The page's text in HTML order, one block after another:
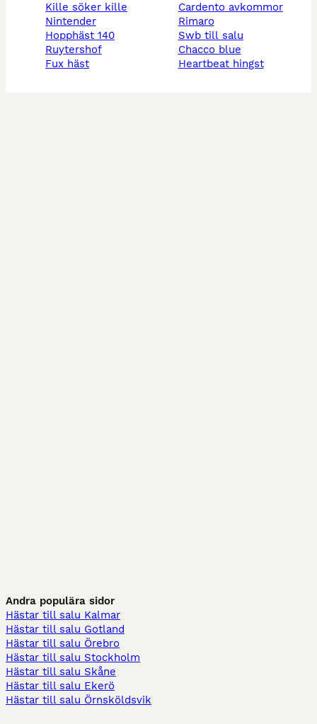
kille söker kille
nintender
hopphäst 140
ruytershof
fux häst
cardento avkommor
rimaro
swb till salu
chacco blue
heartbeat hingst
Andra populära sidor
Hästar till salu Kalmar
Hästar till salu Gotland
Hästar till salu Örebro
Hästar till salu Stockholm
Hästar till salu Skåne
Hästar till salu Ekerö
Hästar till salu Örnsköldsvik